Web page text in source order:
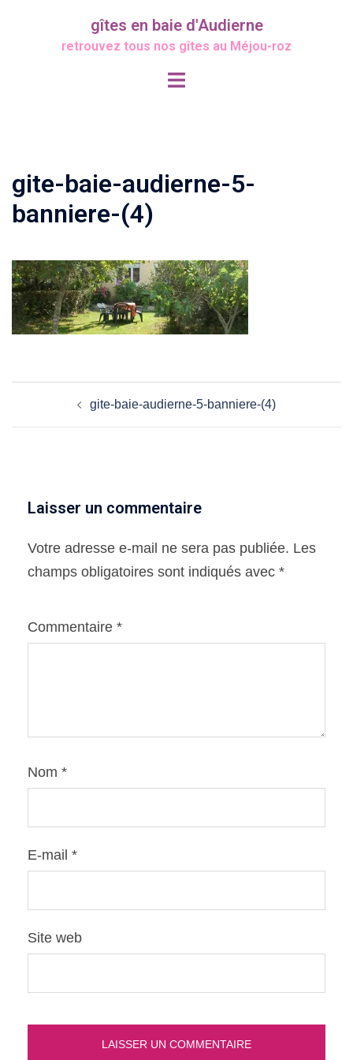
gîtes en baie d'Audierne
retrouvez tous nos gîtes au Méjou-roz
Ouvrir/fermer
gite-baie-audierne-5-
banniere-(4)
d’article
gite-baie-audierne-5-banniere-(4)
Laisser un commentaire
Votre adresse e-mail ne sera pas publiée. Les
champs obligatoires sont indiqués avec *
Commentaire *
Nom *
E-mail *
Site web